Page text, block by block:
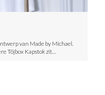
van Made by Michael.
Töjbox Kapstok zit…